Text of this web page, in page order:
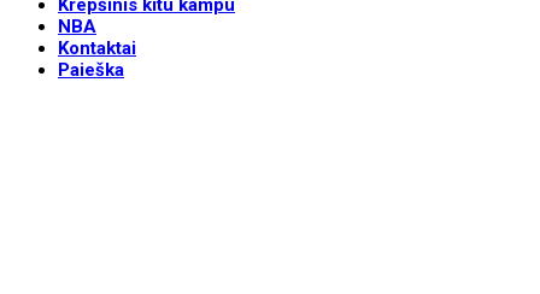
Krepšinis kitu kampu
NBA
Kontaktai
Paieška